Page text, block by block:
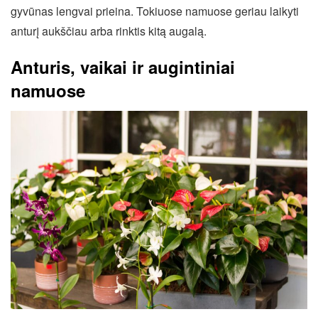
gyvūnas lengvai prieina. Tokiuose namuose geriau laikyti
anturį aukščiau arba rinktis kitą augalą.
Anturis, vaikai ir augintiniai
namuose